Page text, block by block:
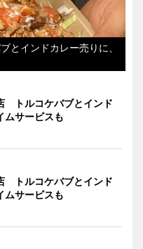
インドカレー売りに、
トルコケバブとインド
ムサービスも
トルコケバブとインド
ムサービスも